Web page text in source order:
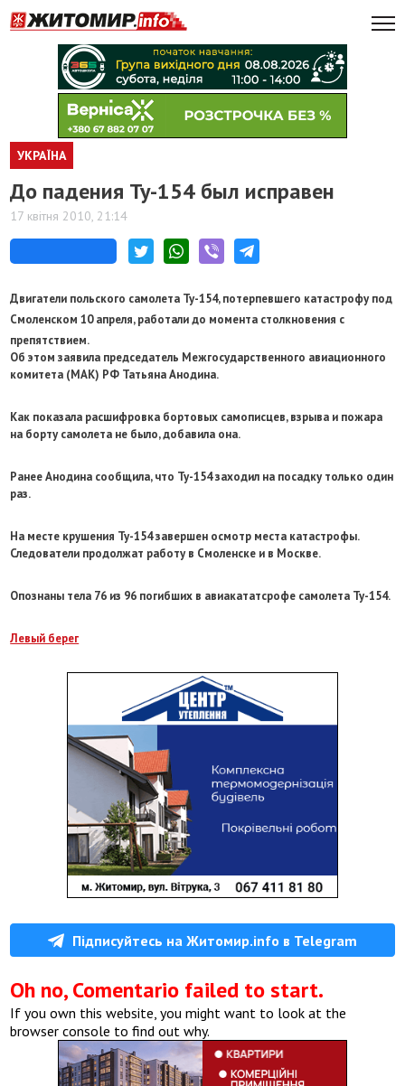
УКРАЇНА
До падения Ту-154 был исправен
17 квітня 2010, 21:14
Двигатели польского самолета Ту-154, потерпевшего катастрофу под
Смоленском 10 апреля, работали до момента столкновения с
препятствием.
Об этом заявила председатель Межгосударственного авиационного
комитета (МАК) РФ Татьяна Анодина.
Как показала расшифровка бортовых самописцев, взрыва и пожара
на борту самолета не было, добавила она.
Ранее Анодина сообщила, что Ту-154 заходил на посадку только один
раз.
На месте крушения Ту-154 завершен осмотр места катастрофы.
Следователи продолжат работу в Смоленске и в Москве.
Опознаны тела 76 из 96 погибших в авиакататсрофе самолета Ту-154.
Левый берег
Підписуйтесь на Житомир.info в Telegram
Oh no, Comentario failed to start.
If you own this website, you might want to look at the
browser console to find out why.